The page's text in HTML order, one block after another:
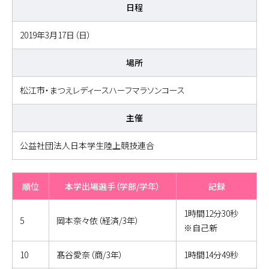
日程
2019年3月17日（日）
場所
松江市・まつえレディースハーフマラソンコース
主催
公益社団法人日本学生陸上競技連合
順位 本学出場選手（学部/学年） 記録
5 岡本奈々依（経済/3年）
1時間12分30秒
※自己新
10 髙谷愛奈（商/3年） 1時間14分49秒